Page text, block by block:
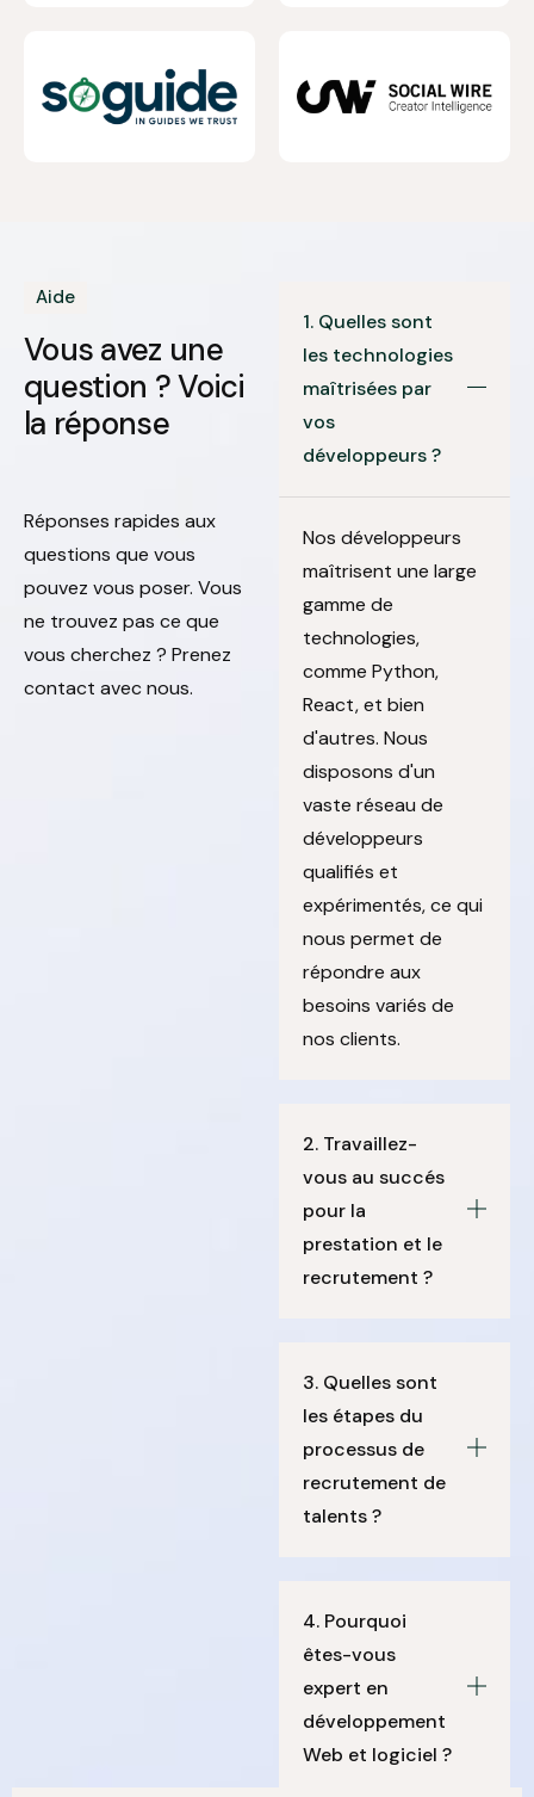
Aide
Vous avez une
question ?Voici
la réponse
Réponses rapides aux
questions que vous
pouvez vous poser. Vous
ne trouvez pas ce que
vous cherchez ? Prenez
contact avec nous.
1. Quelles sont
les technologies
maîtrisées par
vos
développeurs ?
Nos développeurs
maîtrisent une large
gamme de
technologies,
comme Python,
React, et bien
d'autres. Nous
disposons d'un
vaste réseau de
développeurs
qualifiés et
expérimentés, ce qui
nous permet de
répondre aux
besoins variés de
nos clients.
2. Travaillez-
vous au succés
pour la
prestation et le
recrutement ?
3. Quelles sont
les étapes du
processus de
recrutement de
talents ?
4. Pourquoi
êtes-vous
expert en
développement
Web et logiciel ?